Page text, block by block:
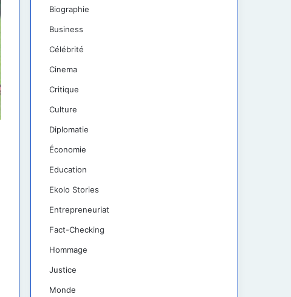
Biographie
Business
Célébrité
Cinema
Critique
Culture
Diplomatie
Économie
Education
Ekolo Stories
Entrepreneuriat
Fact-Checking
Hommage
Justice
Monde